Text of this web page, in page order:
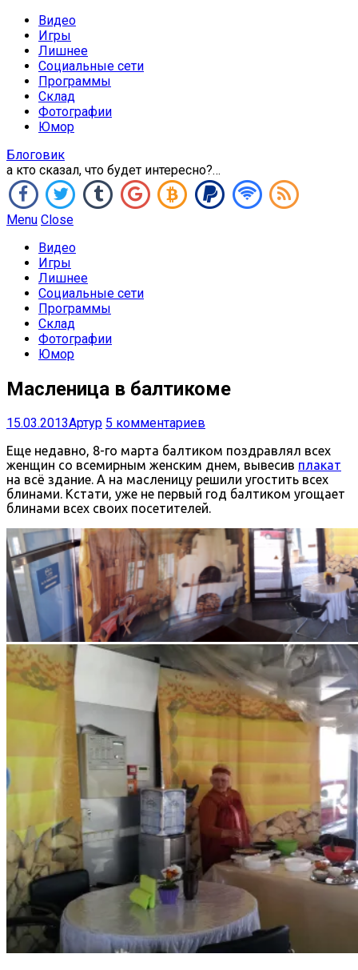
Видео
Игры
Лишнее
Социальные сети
Программы
Склад
Фотографии
Юмор
Блоговик
а кто сказал, что будет интересно?…
Menu Close
Видео
Игры
Лишнее
Социальные сети
Программы
Склад
Фотографии
Юмор
Масленица в балтикоме
15.03.2013Артур 5 комментариев
Еще недавно, 8-го марта балтиком поздравлял всех
женщин со всемирным женским днем, вывесив плакат
на всё здание. А на масленицу решили угостить всех
блинами. Кстати, уже не первый год балтиком угощает
блинами всех своих посетителей.